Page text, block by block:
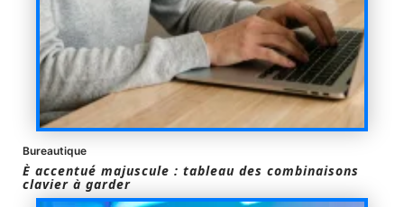
Bureautique
È accentué majuscule : tableau des combinaisons
clavier à garder